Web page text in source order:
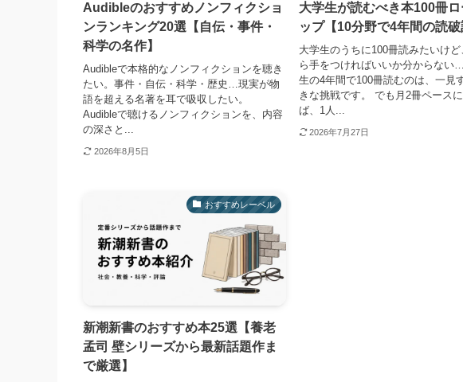
Audibleのおすすめノンフィクショ
ンランキング20選【自伝・事件・
科学の名作】
Audibleで本格的なノンフィクションを聴き
たい。事件・自伝・科学・歴史…現実が物
語を超える名著を耳で吸収したい。
Audibleで聴けるノンフィクションを、内容
の深さと...
2026年8月5日
大学生が読むべき本100冊ロ
ップ【10分野で4年間の読破
大学生のうちに100冊読みたいけど
ら手をつければいいか分からない
生の4年間で100冊読むのは、一見
きな挑戦です。 でも月2冊ペース
ば、1人...
2026年7月27日
おすすめレーベル
新潮新書のおすすめ本25選【養老
孟司 壁シリーズから最新話題作ま
で厳選】